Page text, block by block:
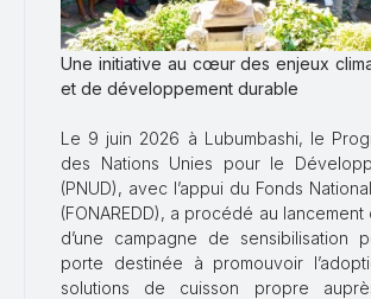
Une initiative au cœur des enjeux
et de développement durable
Le 9 juin 2026 à Lubumbashi, le
des Nations Unies pour le
(PNUD), avec l’appui du Fonds
(FONAREDD), a procédé au
d’une campagne de sensibilisation
porte destinée à promouvoir
solutions de cuisson propre